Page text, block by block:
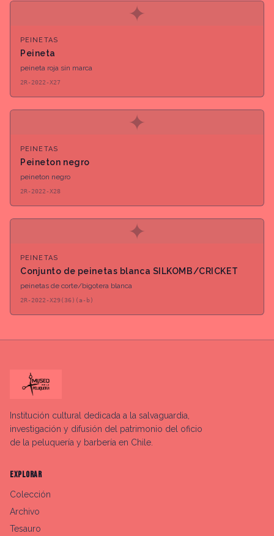
✦
PEINETAS
Peineta
peineta roja sin marca
2R-2022-X27
✦
PEINETAS
Peineton negro
peineton negro
2R-2022-X28
✦
PEINETAS
Conjunto de peinetas blanca SILKOMB/CRICKET
peinetas de corte/bigotera blanca
2R-2022-X29(36)(a-b)
Institución cultural dedicada a la salvaguardia,
investigación y difusión del patrimonio del oficio
de la peluquería y barbería en Chile.
EXPLORAR
Colección
Archivo
Tesauro